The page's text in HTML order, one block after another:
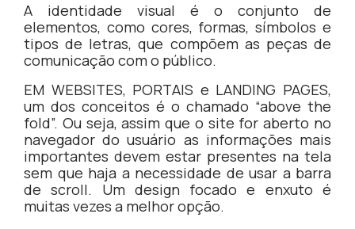
A identidade visual é o conjunto de
elementos, como cores, formas, símbolos e
tipos de letras, que compõem as peças de
comunicação com o público.
EM WEBSITES, PORTAIS e LANDING PAGES,
um dos conceitos é o chamado “above the
fold”. Ou seja, assim que o site for aberto no
navegador do usuário as informações mais
importantes devem estar presentes na tela
sem que haja a necessidade de usar a barra
de scroll. Um design focado e enxuto é
muitas vezes a melhor opção.